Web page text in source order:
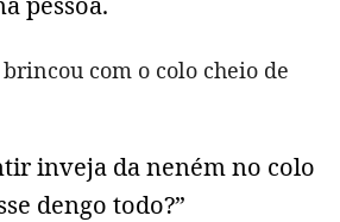
com o colo cheio de
inveja da neném no colo
dengo todo?”